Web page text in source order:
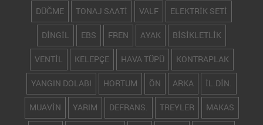
DÜĞME TONAJ SAATİ VALF ELEKTRİK SETİ
DİNGİL EBS FREN AYAK BİSİKLETLİK
VENTİL KELEPÇE HAVA TÜPÜ KONTRAPLAK
YANGIN DOLABI HORTUM ÖN ARKA İL.DİN.
MUAVİN YARIM DEFRANS. TREYLER MAKAS